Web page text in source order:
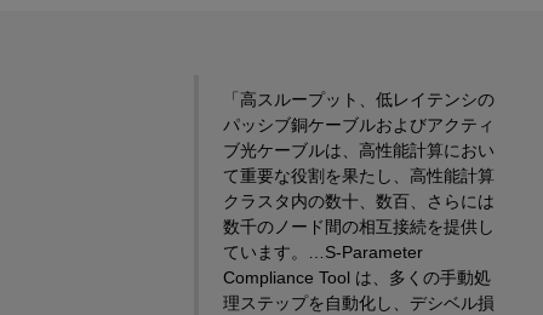
「高スループット、低レイテンシの
パッシブ銅ケーブルおよびアクティ
ブ光ケーブルは、高性能計算におい
て重要な役割を果たし、高性能計算
クラスタ内の数十、数百、さらには
数千のノード間の相互接続を提供し
ています。…S-Parameter
Compliance Tool は、多くの手動処
理ステップを自動化し、デシベル損